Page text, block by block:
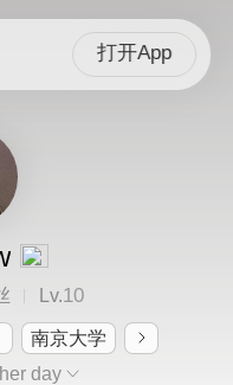
打开App
Lv.10
南京大学
day